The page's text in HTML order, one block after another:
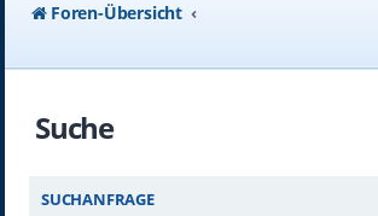
Foren-Übersicht
Suche
SUCHANFRAGE